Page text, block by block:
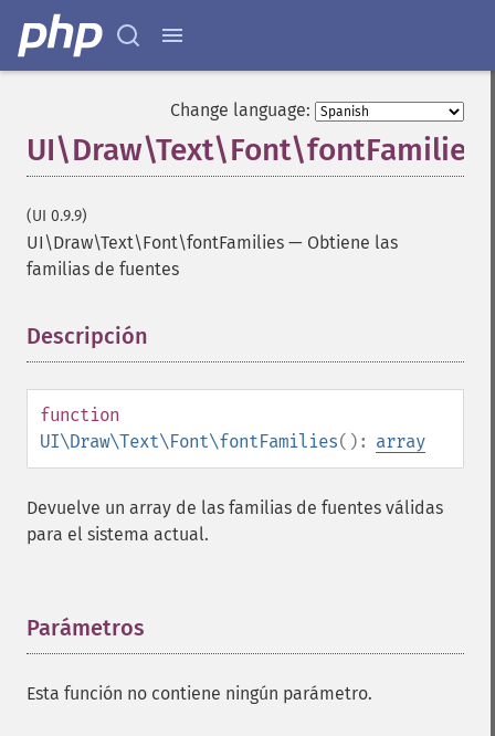
Change language:
UI\Draw\Text\Font\fontFamilies
(UI 0.9.9)
UI\Draw\Text\Font\fontFamilies — Obtiene las
familias de fuentes
Descripción
function
UI\Draw\Text\Font\fontFamilies(): array
Devuelve un array de las familias de fuentes válidas
para el sistema actual.
Parámetros
Esta función no contiene ningún parámetro.